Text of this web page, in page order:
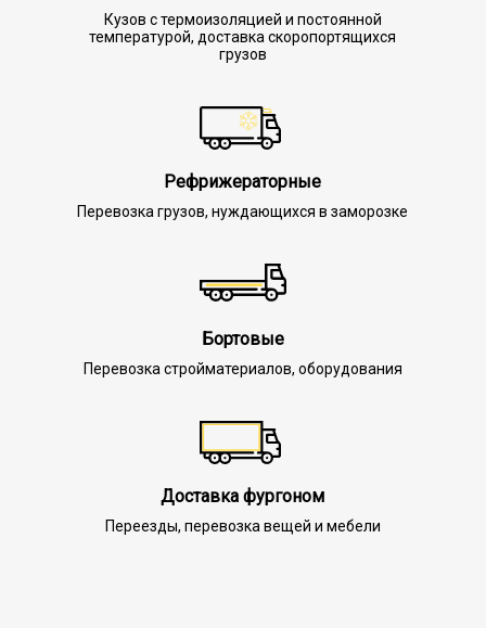
Кузов с термоизоляцией и постоянной
температурой, доставка скоропортящихся
грузов
Рефрижераторные
Перевозка грузов, нуждающихся в заморозке
Бортовые
Перевозка стройматериалов, оборудования
Доставка фургоном
Переезды, перевозка вещей и мебели